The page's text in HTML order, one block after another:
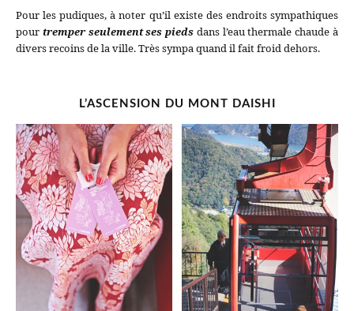
Pour les pudiques, à noter qu’il existe des endroits sympathiques
pour tremper seulement ses pieds dans l’eau thermale chaude à
divers recoins de la ville. Très sympa quand il fait froid dehors.
L’ASCENSION DU MONT DAISHI